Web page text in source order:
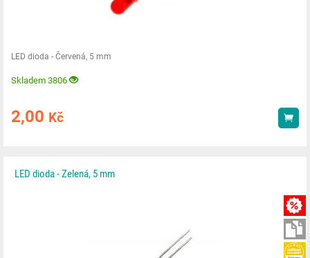
LED dioda - Červená, 5 mm
Skladem 3806
2,00 Kč
LED dioda - Zelená, 5 mm